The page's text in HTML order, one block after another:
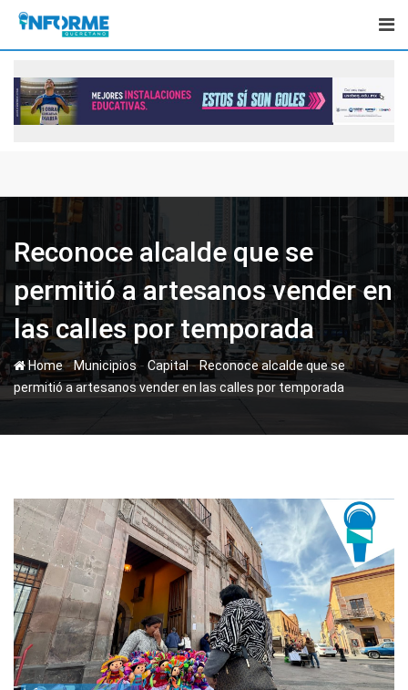
Skip
content
Reconoce alcalde que se
permitió a artesanos vender en
las calles por temporada
Home-Municipios-Capital-Reconoce alcalde que se
permitió a artesanos vender en las calles por temporada